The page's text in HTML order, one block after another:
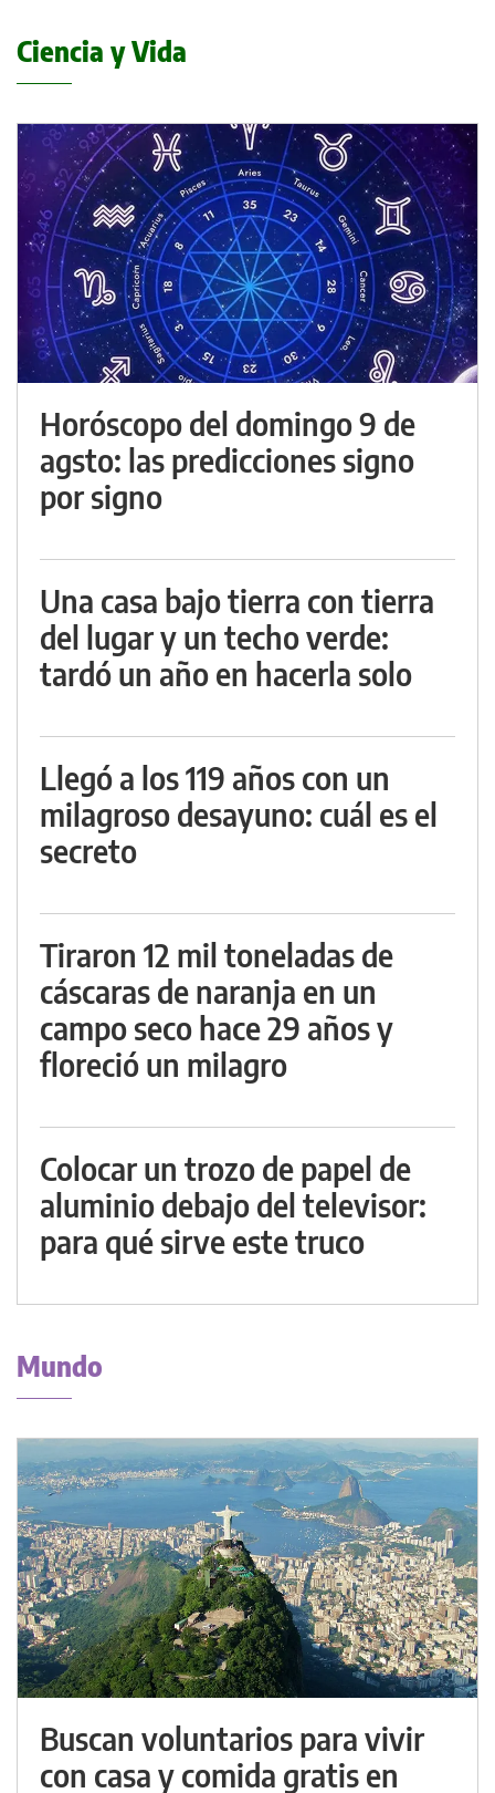
Ciencia y Vida
Horóscopo del domingo 9 de
agsto: las predicciones signo
por signo
Una casa bajo tierra con tierra
del lugar y un techo verde:
tardó un año en hacerla solo
Llegó a los 119 años con un
milagroso desayuno: cuál es el
secreto
Tiraron 12 mil toneladas de
cáscaras de naranja en un
campo seco hace 29 años y
floreció un milagro
Colocar un trozo de papel de
aluminio debajo del televisor:
para qué sirve este truco
Mundo
Buscan voluntarios para vivir
con casa y comida gratis en